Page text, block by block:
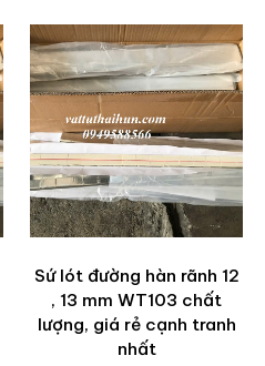
Sứ lót đường hàn rãnh 12
, 13 mm WT103 chất
lượng, giá rẻ cạnh tranh
nhất